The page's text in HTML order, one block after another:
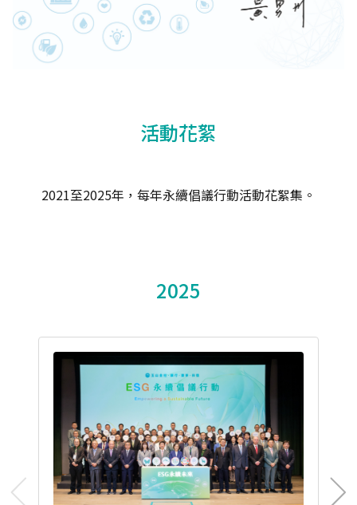
活動花絮
2021至2025年，每年永續倡議行動活動花絮集。
2025